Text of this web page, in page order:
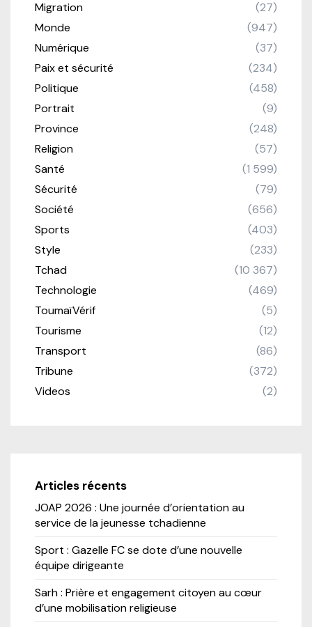
Migration
(27)
Monde
(947)
Numérique
(37)
Paix et sécurité
(234)
Politique
(458)
Portrait
(9)
Province
(248)
Religion
(57)
Santé
(1 599)
Sécurité
(79)
Société
(656)
Sports
(403)
Style
(233)
Tchad
(10 367)
Technologie
(469)
ToumaïVérif
(5)
Tourisme
(12)
Transport
(86)
Tribune
(372)
Videos
(2)
Articles récents
JOAP 2026 : Une journée d’orientation au
service de la jeunesse tchadienne
Sport : Gazelle FC se dote d’une nouvelle
équipe dirigeante
Sarh : Prière et engagement citoyen au cœur
d’une mobilisation religieuse